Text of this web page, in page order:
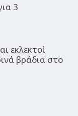
3
εκλεκτοί
βράδια στο